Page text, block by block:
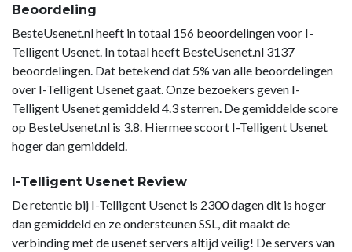
Beoordeling
BesteUsenet.nl heeft in totaal 156 beoordelingen voor I-
Telligent Usenet. In totaal heeft BesteUsenet.nl 3137
beoordelingen. Dat betekend dat 5% van alle beoordelingen
over I-Telligent Usenet gaat. Onze bezoekers geven I-
Telligent Usenet gemiddeld 4.3 sterren. De gemiddelde score
op BesteUsenet.nl is 3.8. Hiermee scoort I-Telligent Usenet
hoger dan gemiddeld.
I-Telligent Usenet Review
De retentie bij I-Telligent Usenet is 2300 dagen dit is hoger
dan gemiddeld en ze ondersteunen SSL, dit maakt de
verbinding met de usenet servers altijd veilig! De servers van